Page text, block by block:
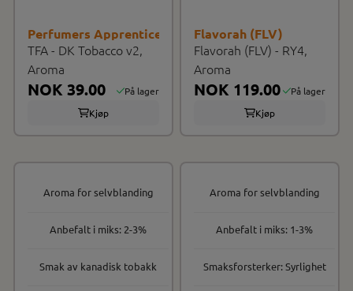
Perfumers Apprentice (TFA/TPA)
TFA - DK Tobacco v2,
Aroma
NOK 39.00
På lager
Kjøp
Flavorah (FLV)
Flavorah (FLV) - RY4,
Aroma
NOK 119.00
På lager
Kjøp
Aroma for selvblanding
Anbefalt i miks: 2-3%
Smak av kanadisk tobakk
Aroma for selvblanding
Anbefalt i miks: 1-3%
Smaksforsterker: Syrlighet